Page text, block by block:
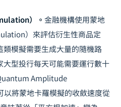
）。 金融機構使用蒙地
）來評估衍生性商品定
模擬需要生成大量的隨機路
型投行每天可能需要運行數十
Amplitude
將蒙地卡羅模擬的收斂速度從